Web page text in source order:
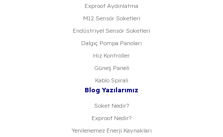
Exproof Aydınlatma
M12 Sensör Soketleri
Endüstriyel Sensör Soketleri
Dalgıç Pompa Panoları
Hız Kontroller
Güneş Paneli
Kablo Spirali
Blog Yazılarımız
Soket Nedir?
Exproof Nedir?
Yenilenemez Enerji Kaynakları